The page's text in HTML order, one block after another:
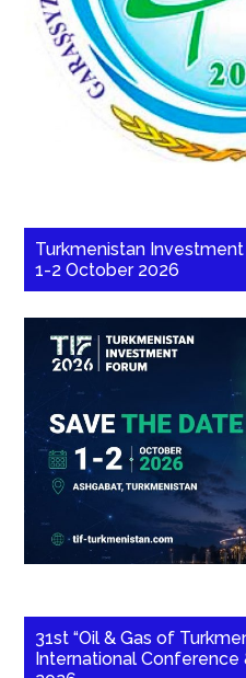
Turkmenistan
1-2 October 2026
31st “Oil & Gas of
International Conference